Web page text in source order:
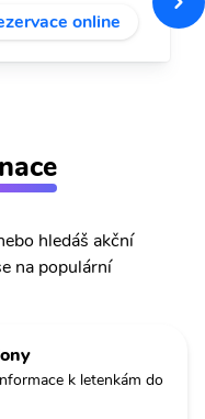
online
hledáš akční
na populární
k letenkám do